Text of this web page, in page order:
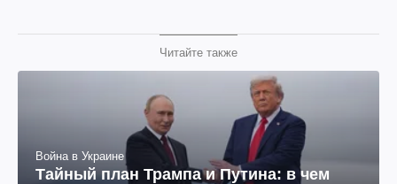
Читайте также
Война в Украине
Тайный план Трампа и Путина: в чем